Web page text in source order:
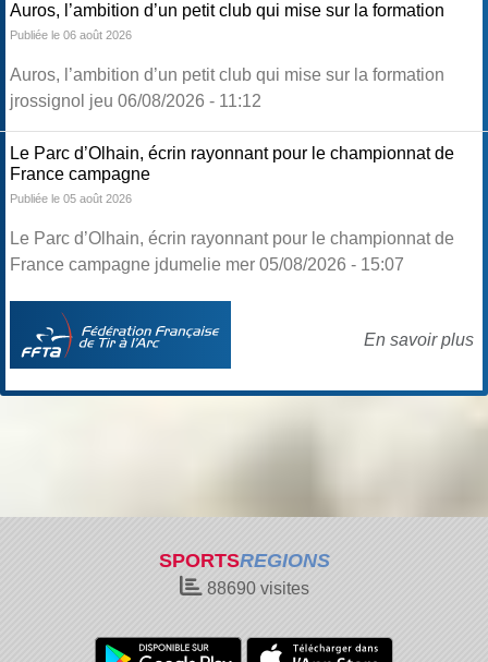
Auros, l’ambition d’un petit club qui mise sur la formation
Publiée le 06 août 2026
Auros, l’ambition d’un petit club qui mise sur la formation
jrossignol jeu 06/08/2026 - 11:12
Le Parc d’Olhain, écrin rayonnant pour le championnat de
France campagne
Publiée le 05 août 2026
Le Parc d’Olhain, écrin rayonnant pour le championnat de
France campagne jdumelie mer 05/08/2026 - 15:07
En savoir plus
SPORTSREGIONS
88690visites